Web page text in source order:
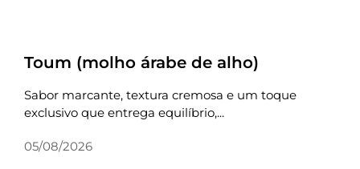
Toum (molho árabe de alho)
Sabor marcante, textura cremosa e um toque
exclusivo que entrega equilíbrio,...
05/08/2026